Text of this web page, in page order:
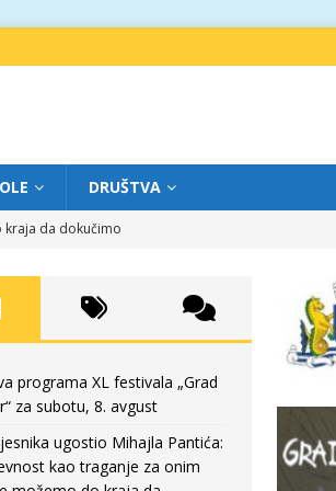
DRUŠTVA
kraja da dokučimo
programa XL festivala „Grad
za subotu, 8. avgust
ugostio Mihajla Pantića:
kao traganje za onim